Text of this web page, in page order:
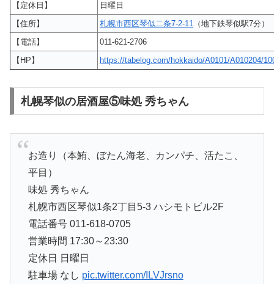
【定休日】
日曜日
【住所】
札幌市西区琴似二条7-2-11 （地下鉄琴似駅7分）
【電話】
011-621-2706
【HP】
https://tabelog.com/hokkaido/A0101/A010204/
札幌琴似の居酒屋⑤味処 秀ちゃん
お造り（本鮪、ぼたん海老、カンパチ、活たこ、
平目）
味処 秀ちゃん
札幌市西区琴似1条2丁目5-3 ハシモトビル2F
電話番号 011-618-0705
営業時間 17:30～23:30
定休日 日曜日
駐車場 なし pic.twitter.com/ILVJrsno